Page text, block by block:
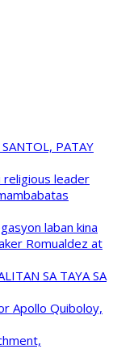
PATAY
religious leader
laban kina
Romualdez at
SA TAYA SA
Apollo Quiboloy,